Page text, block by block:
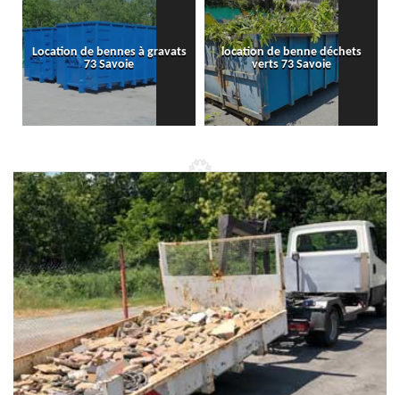
Location de bennes à gravats
73 Savoie
location de benne déchets
verts 73 Savoie